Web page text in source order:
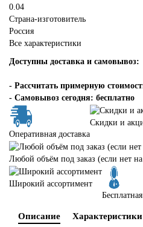
0.04
Страна-изготовитель
Россия
Все характеристики
Доступны доставка и самовывоз:
- Рассчитать примерную
- Самовывоз сегодня: бесплатно
Оперативная доставка
Скидки и
Любой объём под заказ (если нет на
Широкий ассортимент
Описание Характеристики